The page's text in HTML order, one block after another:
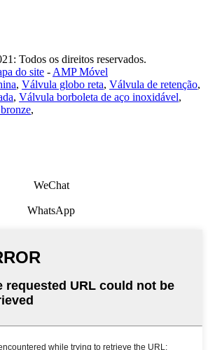
Todos os direitos reservados.
do site - AMP Móvel
, Válvula globo reta, Válvula de retenção,
, Válvula borboleta de aço inoxidável,
,
WeChat
WhatsApp